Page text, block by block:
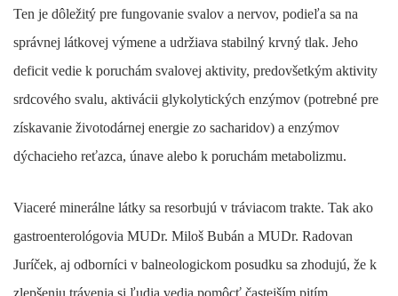
Ten je dôležitý pre fungovanie svalov a nervov, podieľa sa na
správnej látkovej výmene a udržiava stabilný krvný tlak. Jeho
deficit vedie k poruchám svalovej aktivity, predovšetkým aktivity
srdcového svalu, aktivácii glykolytických enzýmov (potrebné pre
získavanie životodárnej energie zo sacharidov) a enzýmov
dýchacieho reťazca, únave alebo k poruchám metabolizmu.
Viaceré minerálne látky sa resorbujú v tráviacom trakte. Tak ako
gastroenterológovia MUDr. Miloš Bubán a MUDr. Radovan
Juríček, aj odborníci v balneologickom posudku sa zhodujú, že k